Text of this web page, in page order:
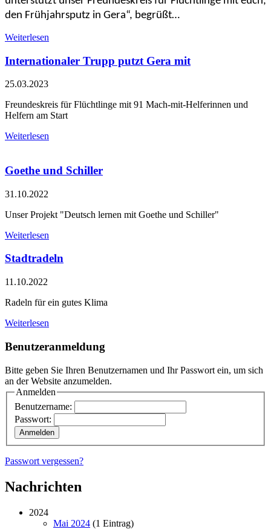
den Frühjahrsputz in Gera“, begrüßt…
Weiterlesen
Internationaler Trupp putzt Gera mit
25.03.2023
Freundeskreis für Flüchtlinge mit 91 Mach-mit-Helferinnen und
Helfern am Start
Weiterlesen
Goethe und Schiller
31.10.2022
Unser Projekt "Deutsch lernen mit Goethe und Schiller"
Weiterlesen
Stadtradeln
11.10.2022
Radeln für ein gutes Klima
Weiterlesen
Benutzeranmeldung
Bitte geben Sie Ihren Benutzernamen und Ihr Passwort ein, um sich
an der Website anzumelden.
Anmelden
Benutzername:
Passwort:
Passwort vergessen?
Nachrichten
2024
Mai 2024 (1 Eintrag)